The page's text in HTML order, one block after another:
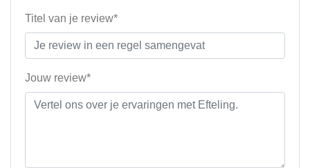
Titel van je review*
Jouw review*